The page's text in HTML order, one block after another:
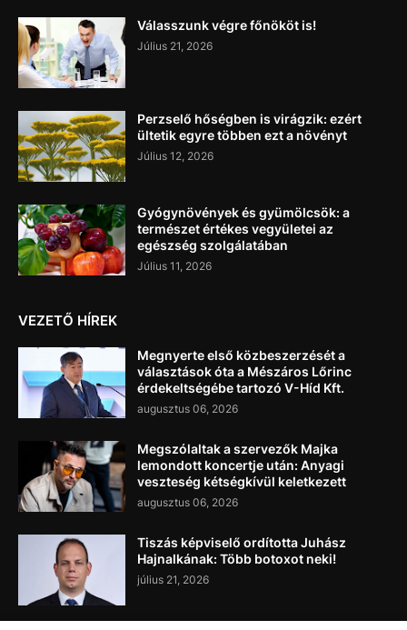
Válasszunk végre főnököt is!
Július 21, 2026
Perzselő hőségben is virágzik: ezért
ültetik egyre többen ezt a növényt
Július 12, 2026
Gyógynövények és gyümölcsök: a
természet értékes vegyületei az
egészség szolgálatában
Július 11, 2026
VEZETŐ HÍREK
Megnyerte első közbeszerzését a
választások óta a Mészáros Lőrinc
érdekeltségébe tartozó V-Híd Kft.
augusztus 06, 2026
Megszólaltak a szervezők Majka
lemondott koncertje után: Anyagi
veszteség kétségkívül keletkezett
augusztus 06, 2026
Tiszás képviselő ordította Juhász
Hajnalkának: Több botoxot neki!
július 21, 2026